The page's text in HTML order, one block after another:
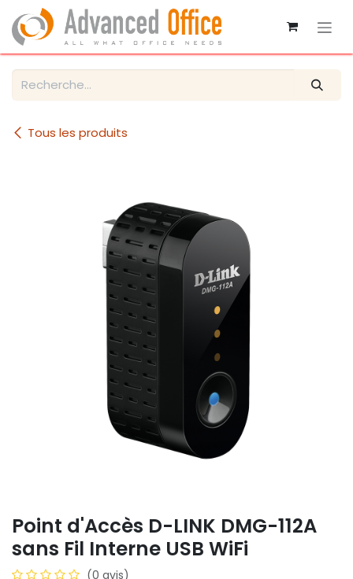
Se rendre au contenu
Tous les produits
Point d'Accès D-LINK DMG-112A
sans Fil Interne USB WiFi
(0 avis)